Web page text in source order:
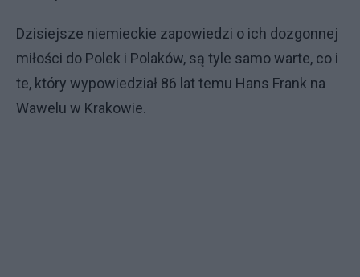
Dzisiejsze niemieckie zapowiedzi o ich dozgonnej
miłości do Polek i Polaków, są tyle samo warte, co i
te, który wypowiedział 86 lat temu Hans Frank na
Wawelu w Krakowie.